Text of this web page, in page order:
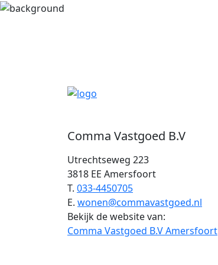
Comma Vastgoed B.V
Utrechtseweg 223
3818 EE Amersfoort
T. 033-4450705
E. wonen@commavastgoed.nl
Bekijk de website van:
Comma Vastgoed B.V Amersfoort